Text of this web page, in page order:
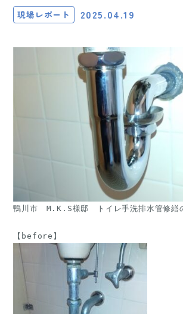
現場レポート 2025.04.19
鴨川市　M.K.S様邸　トイレ手洗排水管修繕